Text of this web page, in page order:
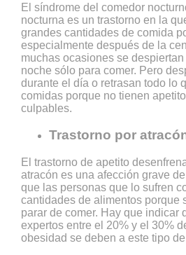
El síndrome del comedor
nocturna es un trastorno en la
grandes cantidades de comida
especialmente después de la
muchas ocasiones se
noche sólo para comer. Pero
durante el día o retrasan todo lo
comidas porque no tienen
culpables.
Trastorno por
El trastorno de apetito
atracón es una afección grave
que las personas que lo sufren
cantidades de alimentos porque
parar de comer. Hay que indicar
expertos entre el 20% y el 30%
obesidad se deben a este tipo